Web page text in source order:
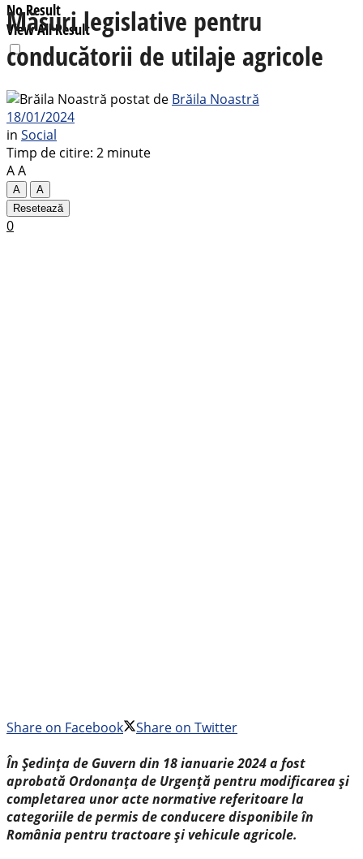
No Result
View All Result
Măsuri legislative pentru
conducătorii de utilaje agricole
postat de Brăila Noastră
18/01/2024
in Social
Timp de citire: 2 minute
AA
A
A
Resetează
0
Share on Facebook
Share on Twitter
În Ședința de Guvern din 18 ianuarie 2024 a fost
aprobată Ordonanța de Urgență pentru modificarea și
completarea unor acte normative referitoare la
categoriile de permis de conducere disponibile în
România pentru tractoare și vehicule agricole.